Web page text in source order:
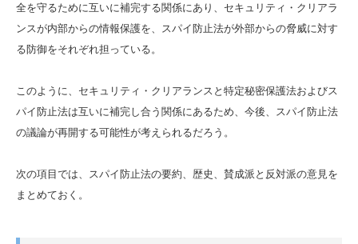
全を守るために互いに補完する関係にあり、セキュリティ・クリアラ
ンスが内部からの情報保護を、スパイ防止法が外部からの脅威に対す
る防御をそれぞれ担っている。
このように、セキュリティ・クリアランスと特定秘密保護法およびス
パイ防止法は互いに補完し合う関係にあるため、今後、スパイ防止法
の議論が再開する可能性が考えられるだろう。
次の項目では、スパイ防止法の要約、歴史、賛成派と反対派の意見を
まとめておく。